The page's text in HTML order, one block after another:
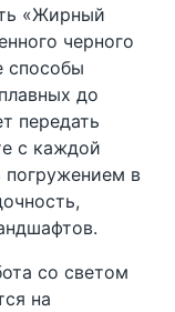
«Жирный
черного
способы
до
передать
с каждой
погружением в
со светом
на